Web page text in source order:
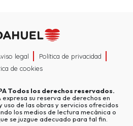
legal
Política de privacidad
de cookies
Todos los derechos reservados.
expresa su reserva de derechos en
uso de las obras y servicios ofrecidos
los medios de lectura mecánica o
se juzgue adecuado para tal fin.